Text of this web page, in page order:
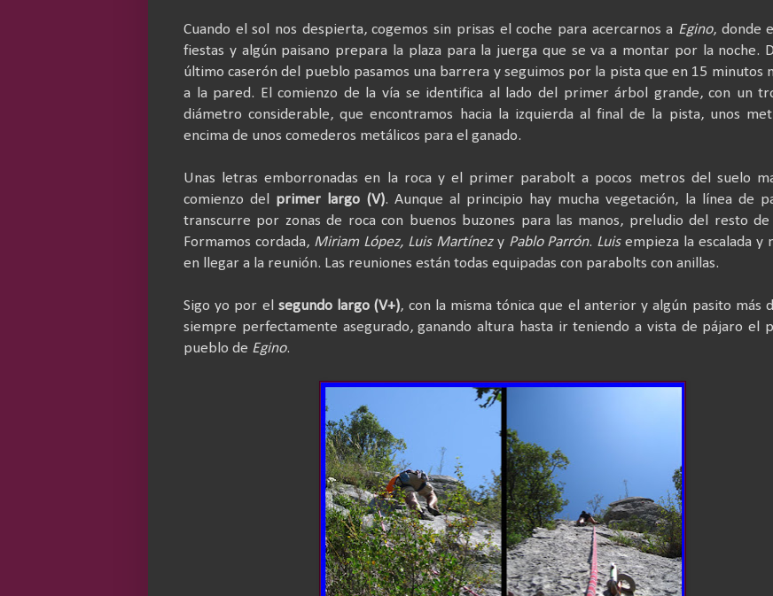
Cuando el sol nos despierta, cogemos sin prisas el coche para acercarnos a Egino, donde
fiestas y algún paisano prepara la plaza para la juerga que se va a montar por la noche.
último caserón del pueblo pasamos una barrera y seguimos por la pista que en 15 minutos
a la pared. El comienzo de la vía se identifica al lado del primer árbol grande, con un
diámetro considerable, que encontramos hacia la izquierda al final de la pista, unos
encima de unos comederos metálicos para el ganado.
Unas letras emborronadas en la roca y el primer parabolt a pocos metros del suelo
comienzo del primer largo (V). Aunque al principio hay mucha vegetación, la línea de
transcurre por zonas de roca con buenos buzones para las manos, preludio del resto
Formamos cordada, Miriam López, Luis Martínez yPablo Parrón. Luisempieza la escalada y
en llegar a la reunión. Las reuniones están todas equipadas con parabolts con anillas.
Sigo yo por el segundo largo (V+), con la misma tónica que el anterior y algún pasito más
siempre perfectamente asegurado, ganando altura hasta ir teniendo a vista de pájaro el
pueblo de Egino.